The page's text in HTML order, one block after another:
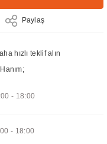
Paylaş
hızlı teklif alın
- 18:00
- 18:00